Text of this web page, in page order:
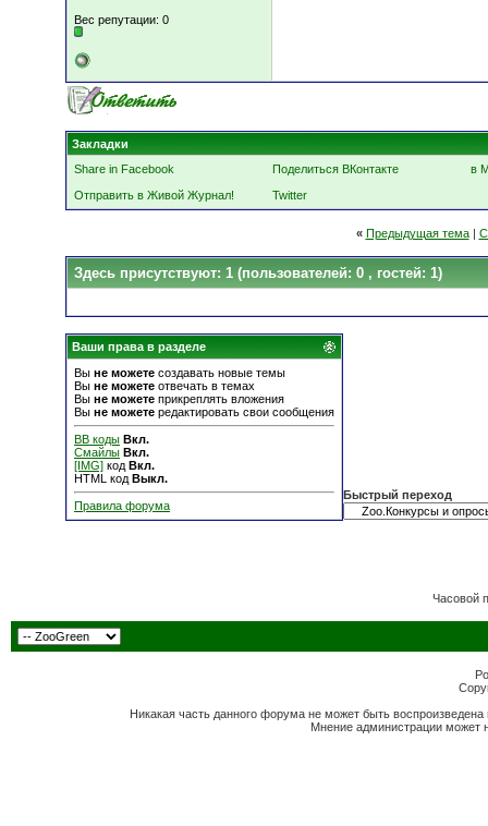
Вес репутации: 0
Закладки
Share in Facebook
Поделиться ВКонтакте
в
Отправить в Живой Журнал!
Twitter
« Предыдущая тема|
Здесь присутствуют: 1 (пользователей: 0 , гостей: 1)
Ваши права в разделе
Вы не можете создавать новые темы
Вы не можете отвечать в темах
Вы не можете прикреплять вложения
Вы не можете редактировать свои сообщения
BB коды Вкл.
Смайлы Вкл.
[IMG] код Вкл.
HTML код Выкл.
Правила форума
Быстрый переход
Часовой
Никакая часть данного форума не может быть
Мнение администрации может